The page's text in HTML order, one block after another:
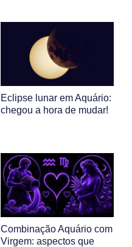
Eclipse lunar em Aquário:
chegou a hora de mudar!
Combinação Aquário com
Virgem: aspectos que